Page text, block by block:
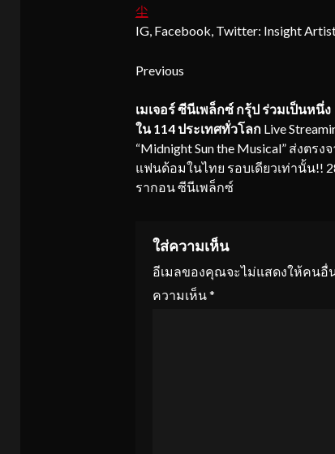
尘
IG, Facebook, Twitter: Insight
Continue
Reading
Previous
เมเจอร์ ซีนีเพล็กซ์ กรุ้ป ร่วมเป็นหนึ่ง
ใน114 ประเทศทั่วโลกLive
“Midnight Sun the Musical” ส่งตรง
แฟนด้อมในไทย รอบเดียวเท่านั้น!!
รากอน ซีนีเพล็กซ์
ใส่ความเห็น
อีเมลของคุณจะไม่แสดงให้คนอื่
ความเห็น*